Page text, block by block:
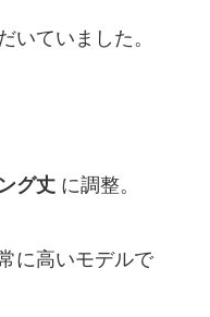
いていました。
グ丈に調整。
に高いモデルで